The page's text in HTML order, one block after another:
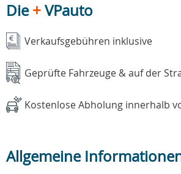
Die+VPauto
Verkaufsgebühren inklusive
Geprüfte Fahrzeuge & auf der
Kostenlose Abholung innerhalb
Allgemeine